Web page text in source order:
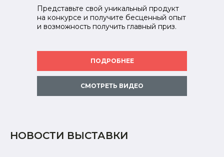
Представьте свой уникальный продукт
на конкурсе и получите бесценный опыт
и возможность получить главный приз.
ПОДРОБНЕЕ
СМОТРЕТЬ ВИДЕО
НОВОСТИ ВЫСТАВКИ